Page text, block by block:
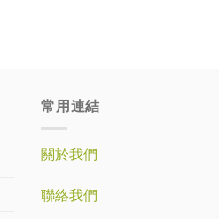
常用連結
關於我們
聯絡我們